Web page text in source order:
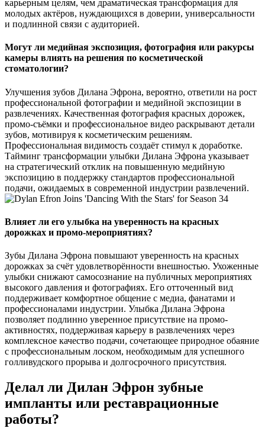
карьерным целям, чем драматическая трансформация для
молодых актёров, нуждающихся в доверии, универсальности
и подлинной связи с аудиторией.
Могут ли медийная экспозиция, фотография или ракурсы
камеры влиять на решения по косметической
стоматологии?
Улучшения зубов Дилана Эфрона, вероятно, ответили на рост
профессиональной фотографии и медийной экспозиции в
развлечениях. Качественная фотография красных дорожек,
промо-съёмки и профессиональное видео раскрывают детали
зубов, мотивируя к косметическим решениям.
Профессиональная видимость создаёт стимул к доработке.
Тайминг трансформации улыбки Дилана Эфрона указывает
на стратегический отклик на повышенную медийную
экспозицию в поддержку стандартов профессиональной
подачи, ожидаемых в современной индустрии развлечений.
Влияет ли его улыбка на уверенность на красных
дорожках и промо-мероприятиях?
Зубы Дилана Эфрона повышают уверенность на красных
дорожках за счёт удовлетворённости внешностью. Ухоженные
улыбки снижают самосознание на публичных мероприятиях
высокого давления и фотографиях. Его отточенный вид
поддерживает комфортное общение с медиа, фанатами и
профессионалами индустрии. Улыбка Дилана Эфрона
позволяет подлинно уверенное присутствие на промо-
активностях, поддерживая карьеру в развлечениях через
комплексное качество подачи, сочетающее природное обаяние
с профессиональным лоском, необходимым для успешного
голливудского прорыва и долгосрочного присутствия.
Делал ли Дилан Эфрон зубные
импланты или реставрационные
работы?